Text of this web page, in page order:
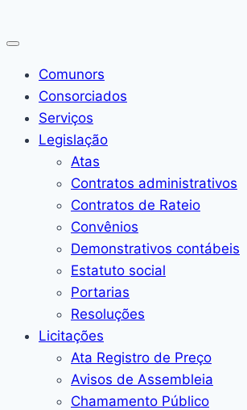
para
Conteúdo
Comunors
Consorciados
Serviços
Legislação
Atas
Contratos administrativos
Contratos de Rateio
Convênios
Demonstrativos contábeis
Estatuto social
Portarias
Resoluções
Licitações
Ata Registro de Preço
Avisos de Assembleia
Chamamento Público